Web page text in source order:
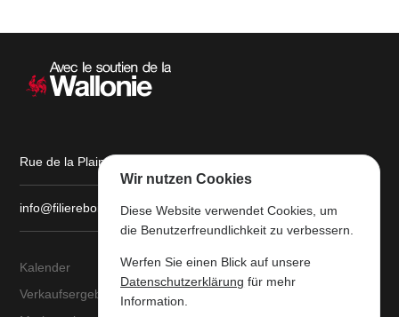
Rue de la Plaine, 9 6900 Marche-en-Famenne
info@filiereboiswallonie.be
Kalender
Verkaufsergebnisse
Über uns
Wir nutzen Cookies
Diese Website verwendet Cookies, um
die Benutzerfreundlichkeit zu verbessern.
Werfen Sie einen Blick auf unsere
Datenschutzerklärung für mehr
Information.